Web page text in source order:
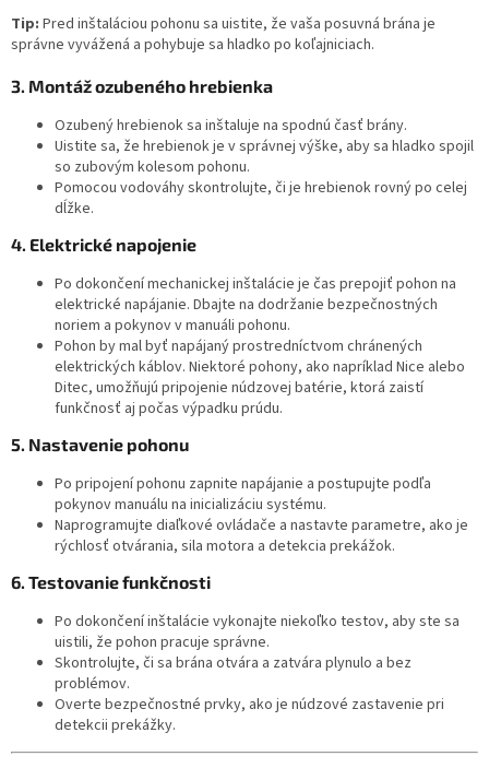
Tip: Pred inštaláciou pohonu sa uistite, že vaša posuvná brána je
správne vyvážená a pohybuje sa hladko po koľajniciach.
3. Montáž ozubeného hrebienka
Ozubený hrebienok sa inštaluje na spodnú časť brány.
Uistite sa, že hrebienok je v správnej výške, aby sa hladko spojil
so zubovým kolesom pohonu.
Pomocou vodováhy skontrolujte, či je hrebienok rovný po celej
dĺžke.
4. Elektrické napojenie
Po dokončení mechanickej inštalácie je čas prepojiť pohon na
elektrické napájanie. Dbajte na dodržanie bezpečnostných
noriem a pokynov v manuáli pohonu.
Pohon by mal byť napájaný prostredníctvom chránených
elektrických káblov. Niektoré pohony, ako napríklad Nice alebo
Ditec, umožňujú pripojenie núdzovej batérie, ktorá zaistí
funkčnosť aj počas výpadku prúdu.
5. Nastavenie pohonu
Po pripojení pohonu zapnite napájanie a postupujte podľa
pokynov manuálu na inicializáciu systému.
Naprogramujte diaľkové ovládače a nastavte parametre, ako je
rýchlosť otvárania, sila motora a detekcia prekážok.
6. Testovanie funkčnosti
Po dokončení inštalácie vykonajte niekoľko testov, aby ste sa
uistili, že pohon pracuje správne.
Skontrolujte, či sa brána otvára a zatvára plynulo a bez
problémov.
Overte bezpečnostné prvky, ako je núdzové zastavenie pri
detekcii prekážky.